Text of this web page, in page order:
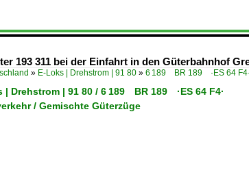
193 311 bei der Einfahrt in den Güterbahnhof
» E-Loks | Drehstrom | 91 80 » 6 189 BR 189 ·ES 64 F4·
| Drehstrom | 91 80 / 6 189 BR 189 ·ES 64 F4·
/ Gemischte Güterzüge